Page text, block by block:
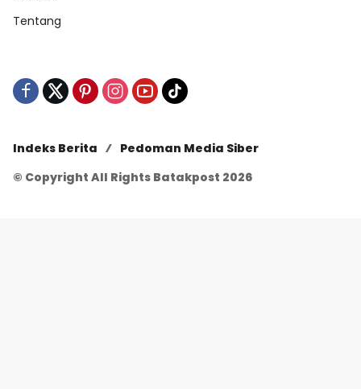
Tentang
Indeks Berita
Pedoman Media Siber
© Copyright All Rights Batakpost 2026